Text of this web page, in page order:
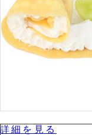
詳細を⾒る